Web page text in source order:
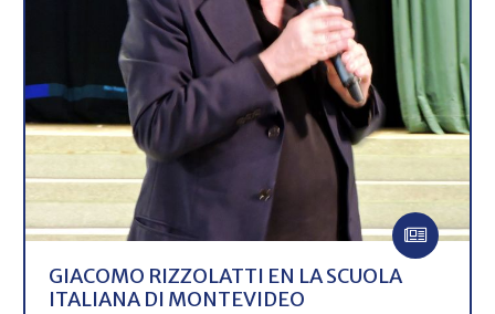
GIACOMO RIZZOLATTI EN LA SCUOLA
ITALIANA DI MONTEVIDEO